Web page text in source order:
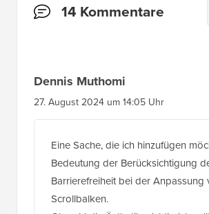
Leserinteraktionen
14 Kommentare
Dennis Muthomi
27. August 2024 um 14:05 Uhr
Eine Sache, die ich hinzufügen
Bedeutung der Berücksichtigung
Barrierefreiheit bei der Anpassung
Scrollbalken.